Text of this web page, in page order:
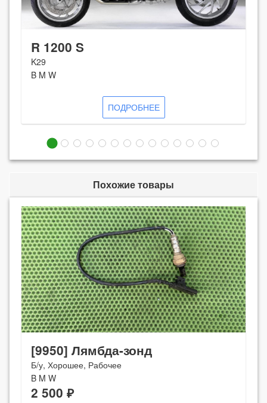
R 1200 S
K29
B M W
ПОДРОБНЕЕ
Похожие товары
[9950] Лямбда-зонд
Б/у, Хорошее, Рабочее
B M W
2 500 ₽